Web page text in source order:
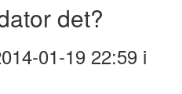
det?
01-19 22:59 i